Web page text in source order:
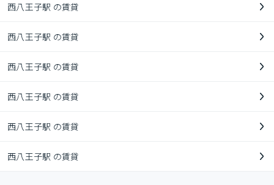
西八王子駅 の賃貸
西八王子駅 の賃貸
西八王子駅 の賃貸
西八王子駅 の賃貸
西八王子駅 の賃貸
西八王子駅 の賃貸